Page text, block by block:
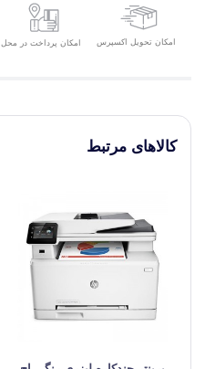
امکان تحویل اکسپرس امکان پرداخت در محل
کالاهای مرتبط